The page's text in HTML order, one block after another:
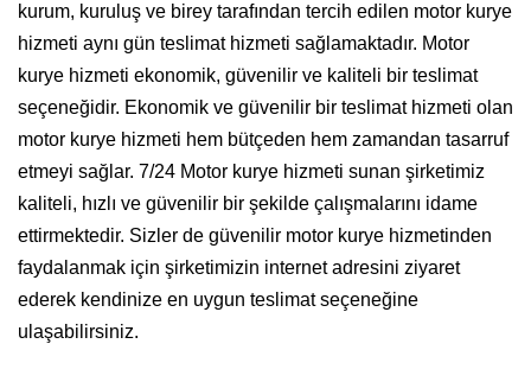
kurum, kuruluş ve birey tarafından tercih edilen motor kurye
hizmeti aynı gün teslimat hizmeti sağlamaktadır. Motor
kurye hizmeti ekonomik, güvenilir ve kaliteli bir teslimat
seçeneğidir. Ekonomik ve güvenilir bir teslimat hizmeti olan
motor kurye hizmeti hem bütçeden hem zamandan tasarruf
etmeyi sağlar. 7/24 Motor kurye hizmeti sunan şirketimiz
kaliteli, hızlı ve güvenilir bir şekilde çalışmalarını idame
ettirmektedir. Sizler de güvenilir motor kurye hizmetinden
faydalanmak için şirketimizin internet adresini ziyaret
ederek kendinize en uygun teslimat seçeneğine
ulaşabilirsiniz.